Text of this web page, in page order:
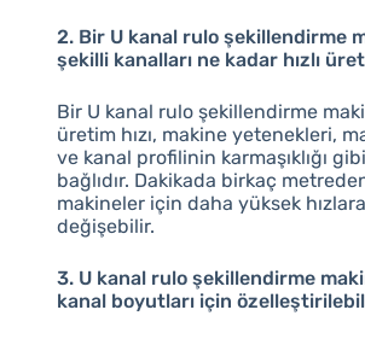
2. Bir U kanal rulo şekillendirme
şekilli kanalları ne kadar hızlı
Bir U kanal rulo şekillendirme
üretim hızı, makine yetenekleri,
ve kanal profilinin karmaşıklığı
bağlıdır. Dakikada birkaç
makineler için daha yüksek
değişebilir.
3. U kanal rulo şekillendirme
kanal boyutları için